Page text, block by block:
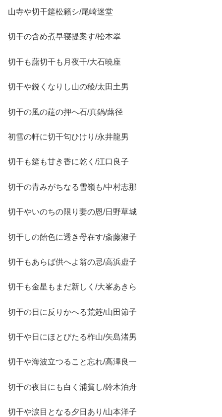
山寺や切干筵松籟シ/尾崎迷堂
切干の含め煮早寝提案す/松本翠
切干も藷切干も月夜干/大石暁座
切干や鋭くなりし山の稜/太田土男
切干の風の莚の押へ石/真鍋/蕗径
初雪の軒に切干匂ひけり/永井龍男
切干も筵も甘き香に乾く/江口良子
切干の青みがちなる雪嶺も/中村志那
切干やいのちの限り妻の恩/日野草城
切干しの飴色に透き母在す/斎藤淑子
切干もあらば供へよ翁の忌/高浜虚子
切干も金星もまだ新しく/大峯あきら
切干の日に反りかへる荒筵/山田節子
切干や日にほとびたる柞山/矢島渚男
切干や海波立つること忘れ/高澤良一
切干の夜目にも白く浦貧し/鈴木泊舟
切干や涙目となる夕日あり/山本洋子